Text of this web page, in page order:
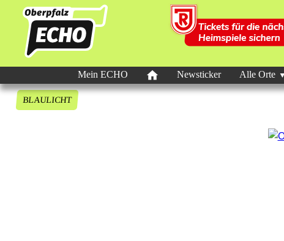
Mein ECHO Newsticker Alle Orte
BLAULICHT